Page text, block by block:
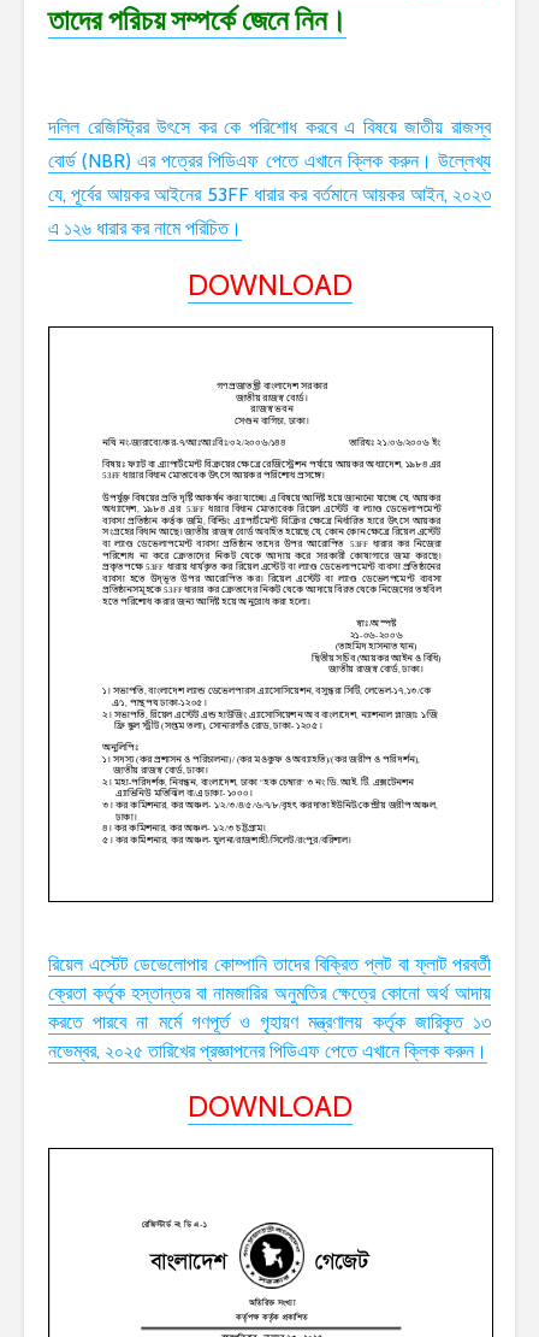
তাদের পরিচয় সম্পর্কে জেনে নিন।
দলিল রেজিস্ট্রির উৎসে কর কে পরিশোধ করবে এ বিষয়ে জাতীয় রাজস্ব
বোর্ড (NBR) এর পত্রের পিডিএফ পেতে এখানে ক্লিক করুন। উল্লেখ্য
যে, পূর্বের আয়কর আইনের 53FF ধারার কর বর্তমানে আয়কর আইন, ২০২৩
এ ১২৬ ধারার কর নামে পরিচিত।
DOWNLOAD
রিয়েল এস্টেট ডেভেলোপার কোম্পানি তাদের বিক্রিত প্লট বা ফ্লাট পরবর্তী
ক্রেতা কর্তৃক হস্তান্তর বা নামজারির অনুমতির ক্ষেত্রে কোনো অর্থ আদায়
করতে পারবে না মর্মে গণপূর্ত ও গৃহায়ণ মন্ত্রণালয় কর্তৃক জারিকৃত ১৩
নভেম্বর, ২০২৫ তারিখের প্রজ্ঞাপনের পিডিএফ পেতে এখানে ক্লিক করুন।
DOWNLOAD